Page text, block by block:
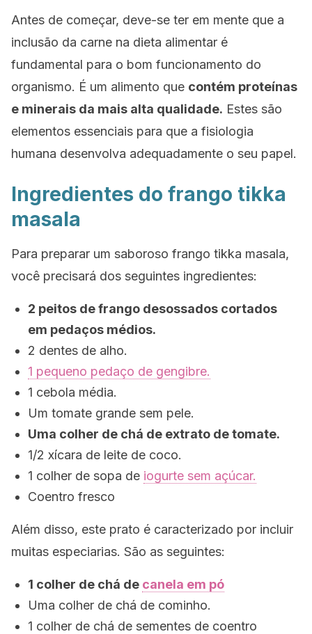
Antes de começar, deve-se ter em mente que a
inclusão da carne na dieta alimentar é
fundamental para o bom funcionamento do
organismo. É um alimento que contém proteínas
e minerais da mais alta qualidade. Estes são
elementos essenciais para que a fisiologia
humana desenvolva adequadamente o seu papel.
Ingredientes do frango tikka
masala
Para preparar um saboroso frango tikka masala,
você precisará dos seguintes ingredientes:
2 peitos de frango desossados cortados
em pedaços médios.
2 dentes de alho.
1 pequeno pedaço de gengibre.
1 cebola média.
Um tomate grande sem pele.
Uma colher de chá de extrato de tomate.
1/2 xícara de leite de coco.
1 colher de sopa de iogurte sem açúcar.
Coentro fresco
Além disso, este prato é caracterizado por incluir
muitas especiarias. São as seguintes:
1 colher de chá de canela em pó
Uma colher de chá de cominho.
1 colher de chá de sementes de coentro